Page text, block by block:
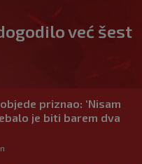
već šest
priznao: ‘Nisam
je biti barem dva